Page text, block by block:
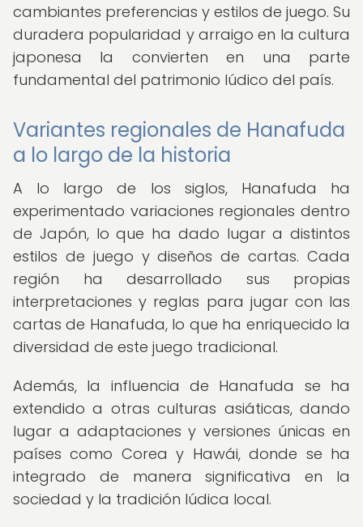
cambiantes preferencias y estilos de juego. Su
duradera popularidad y arraigo en la cultura
japonesa la convierten en una parte
fundamental del patrimonio lúdico del país.
Variantes regionales de Hanafuda
a lo largo de la historia
A lo largo de los siglos, Hanafuda ha
experimentado variaciones regionales dentro
de Japón, lo que ha dado lugar a distintos
estilos de juego y diseños de cartas. Cada
región ha desarrollado sus propias
interpretaciones y reglas para jugar con las
cartas de Hanafuda, lo que ha enriquecido la
diversidad de este juego tradicional.
Además, la influencia de Hanafuda se ha
extendido a otras culturas asiáticas, dando
lugar a adaptaciones y versiones únicas en
países como Corea y Hawái, donde se ha
integrado de manera significativa en la
sociedad y la tradición lúdica local.